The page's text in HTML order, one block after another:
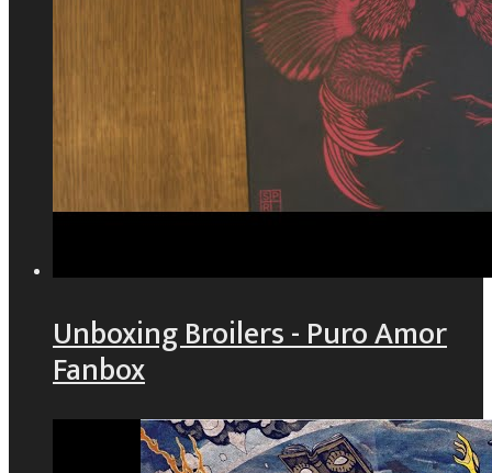
Unboxing Broilers - Puro Amor
Fanbox